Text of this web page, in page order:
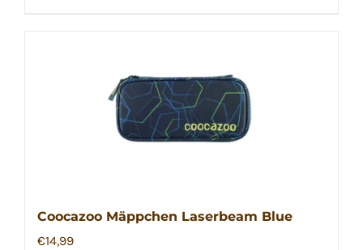
Coocazoo Mäppchen Laserbeam Blue
€14,99